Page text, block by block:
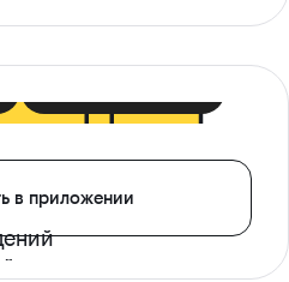
в приложении